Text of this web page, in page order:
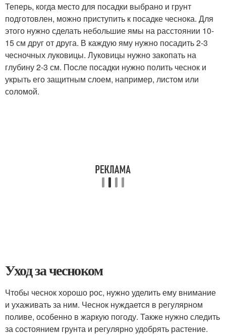
Теперь, когда место для посадки выбрано и грунт
подготовлен, можно приступить к посадке чеснока. Для
этого нужно сделать небольшие ямы на расстоянии 10-
15 см друг от друга. В каждую яму нужно посадить 2-3
чесночных луковицы. Луковицы нужно закопать на
глубину 2-3 см. После посадки нужно полить чеснок и
укрыть его защитным слоем, например, листом или
соломой.
Уход за чесноком
Чтобы чеснок хорошо рос, нужно уделить ему внимание
и ухаживать за ним. Чеснок нуждается в регулярном
поливе, особенно в жаркую погоду. Также нужно следить
за состоянием грунта и регулярно удобрять растение.